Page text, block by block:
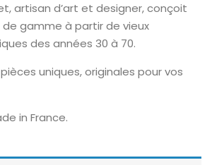
artisan d’art et designer, conçoit
gamme à partir de vieux
des années 30 à 70.
uniques, originales pour vos
in France.